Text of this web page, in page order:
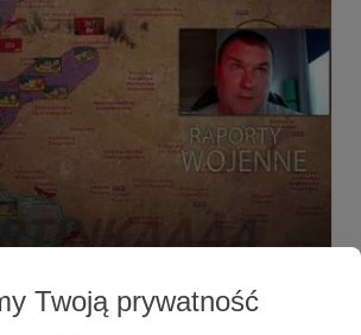
Twoją prywatność
Grafiki